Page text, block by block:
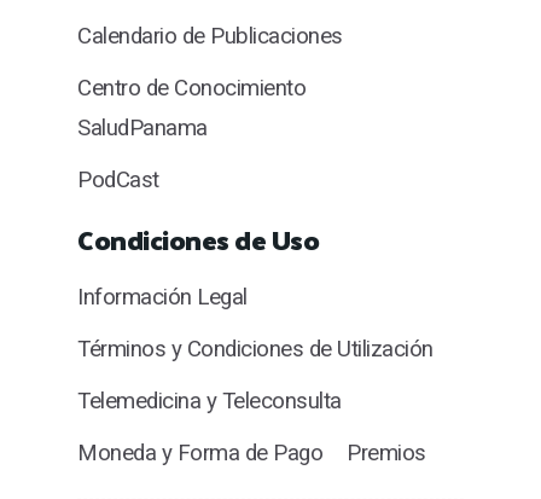
Calendario de Publicaciones
Centro de Conocimiento
SaludPanama
PodCast
Condiciones de Uso
Información Legal
Términos y Condiciones de Utilización
Telemedicina y Teleconsulta
Moneda y Forma de Pago
Premios